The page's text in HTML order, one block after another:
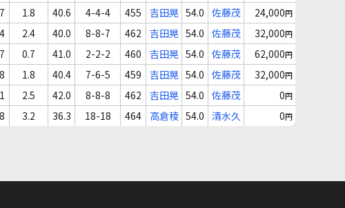
1.8 40.6 4-4-4 455 吉田晃 54.0 佐藤茂 24,000円
2.4 40.0 8-8-7 462 吉田晃 54.0 佐藤茂 32,000円
0.7 41.0 2-2-2 460 吉田晃 54.0 佐藤茂 62,000円
1.8 40.4 7-6-5 459 吉田晃 54.0 佐藤茂 32,000円
2.5 42.0 8-8-8 462 吉田晃 54.0 佐藤茂 0円
3.2 36.3 18-18 464 高倉稜 54.0 清水久 0円